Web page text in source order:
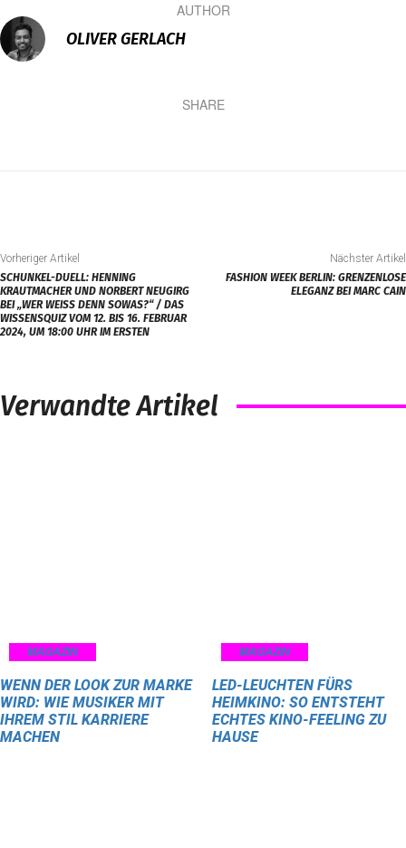
AUTHOR
OLIVER GERLACH
SHARE
Vorheriger Artikel
SCHUNKEL-DUELL: HENNING
KRAUTMACHER UND NORBERT NEUGIRG
BEI „WER WEISS DENN SOWAS?“ / DAS W
ISSENSQUIZ VOM 12. BIS 16. FEBRUAR 2
024, UM 18:00 UHR IM ERSTEN
Nächster Artikel
FASHION WEEK BERLIN: GRENZENLOSE
ELEGANZ BEI MARC CAIN
Verwandte Artikel
MAGAZIN
WENN DER LOOK ZUR MARKE
WIRD: WIE MUSIKER MIT
IHREM STIL KARRIERE
MACHEN
MAGAZIN
LED-LEUCHTEN FÜRS
HEIMKINO: SO ENTSTEHT
ECHTES KINO-FEELING ZU
HAUSE